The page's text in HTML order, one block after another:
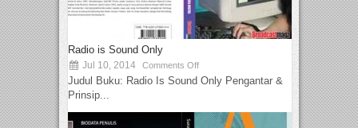
Radio is Sound Only
Jul 10, 2014 Comments Off
Judul Buku: Radio Is Sound Only Pengantar &
Prinsip...